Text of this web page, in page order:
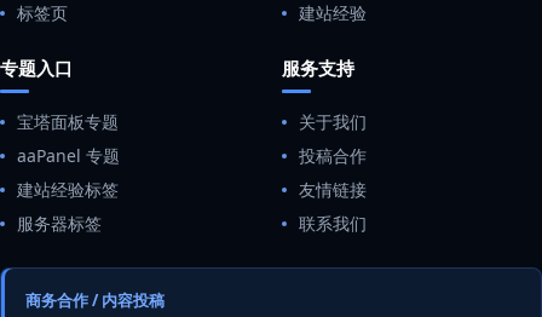
标签页
建站经验
专题入口
宝塔面板专题
aaPanel 专题
建站经验标签
服务器标签
服务支持
关于我们
投稿合作
友情链接
联系我们
商务合作 / 内容投稿